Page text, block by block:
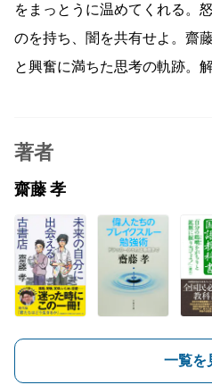
をまっとうに温めてくれる。
のを持ち、闇を共有せよ。齋
と興奮に満ちた思考の軌跡。
著者
齋藤 孝
一覧を